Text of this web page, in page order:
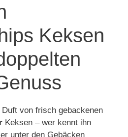
Keksen
von frisch gebackenen
Keksen – wer kennt ihn
unter den Gebäcken